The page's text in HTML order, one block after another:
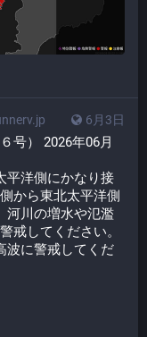
6月3日
号） 2026年06月
平洋側にかなり接
から東北太平洋側
河川の増水や氾濫
戒してください。
波に警戒してくだ